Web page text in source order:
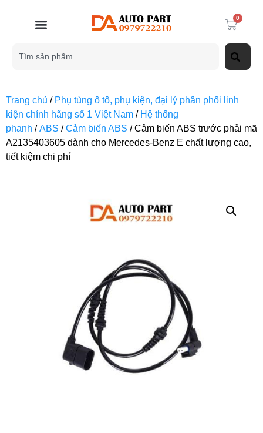
0
Trang chủ / Phụ tùng ô tô, phụ kiện, đại lý phân phối linh
kiện chính hãng số 1 Việt Nam / Hệ thống
phanh /ABS /Cảm biến ABS / Cảm biến ABS trước phải mã
A2135403605 dành cho Mercedes-Benz E chất lượng cao,
tiết kiệm chi phí